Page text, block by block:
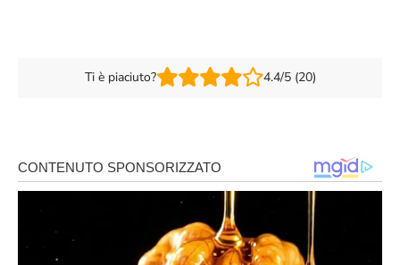
Ti è piaciuto? 4.4/5 (20)